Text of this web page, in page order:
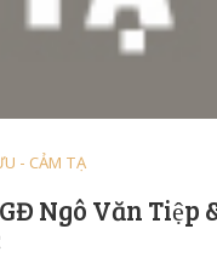
- CẢM TẠ
Ngô Văn Tiệp